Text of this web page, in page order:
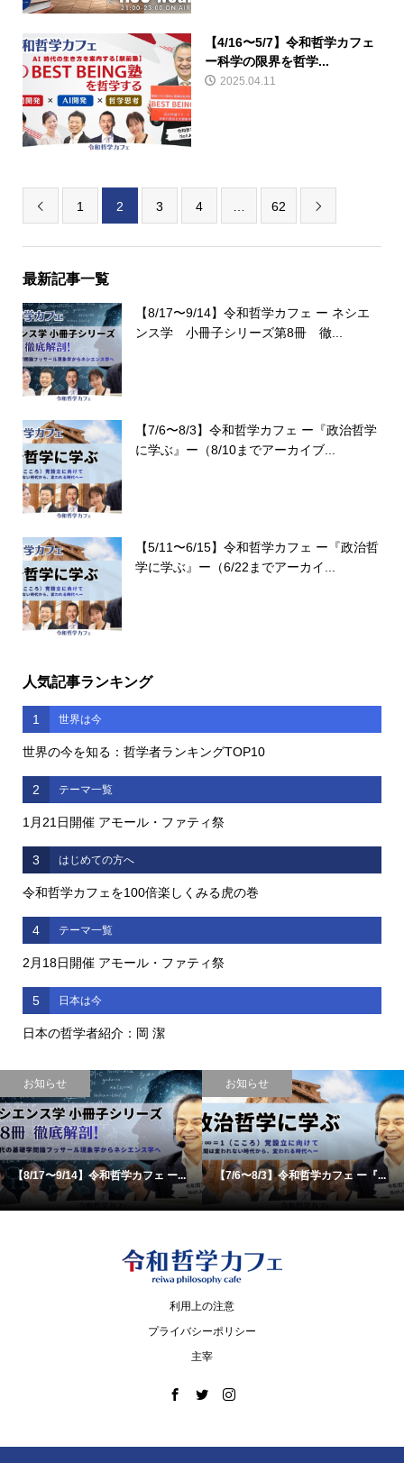
【4/16〜5/7】令和哲学カフェ
ー科学の限界を哲学...
2025.04.11
 1 2 3 4 62 
最新記事一覧
【8/17〜9/14】令和哲学カフェ ー ネシエ
ンス学 小冊子シリーズ第8冊 徹...
【7/6〜8/3】令和哲学カフェ ー『政治哲学
に学ぶ』ー（8/10までアーカイブ...
【5/11〜6/15】令和哲学カフェ ー『政治哲
学に学ぶ』ー（6/22までアーカイ...
人気記事ランキング
1 世界は今
世界の今を知る：哲学者ランキングTOP10
2 テーマ一覧
1月21日開催 アモール・ファティ祭
3 はじめての方へ
令和哲学カフェを100倍楽しくみる虎の巻
4 テーマ一覧
2月18日開催 アモール・ファティ祭
5 日本は今
日本の哲学者紹介：岡 潔
お知らせ
【8/17〜9/14】令和哲学カフェ ー...
お知らせ
【7/6〜8/3】令和哲学カフェ ー『...
利用上の注意
プライバシーポリシー
主宰